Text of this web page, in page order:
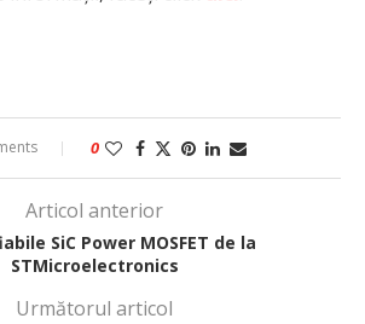
0
Articol anterior
SiC Power MOSFET de la
STMicroelectronics
Următorul articol